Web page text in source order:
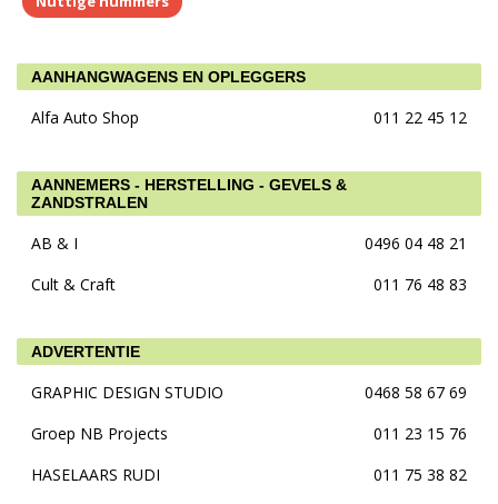
AANHANGWAGENS EN OPLEGGERS
Alfa Auto Shop 011 22 45 12
AANNEMERS - HERSTELLING - GEVELS &
ZANDSTRALEN
AB & I
0496 04 48 21
Cult & Craft
011 76 48 83
ADVERTENTIE
GRAPHIC DESIGN STUDIO
0468 58 67 69
Groep NB Projects
011 23 15 76
HASELAARS RUDI
011 75 38 82